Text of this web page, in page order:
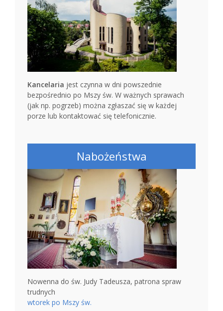
Kancelaria jest czynna w dni powszednie
bezpośrednio po Mszy św. W ważnych sprawach
(jak np. pogrzeb) można zgłaszać się w każdej
porze lub kontaktować się telefonicznie.
Nabożeństwa
Nowenna do św. Judy Tadeusza, patrona spraw
trudnych
wtorek po Mszy św.